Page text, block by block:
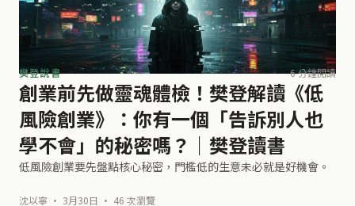
樊登說書 6 分鐘閱讀
創業前先做靈魂體檢！樊登解讀《低
風險創業》：你有一個「告訴別人也
學不會」的秘密嗎？｜樊登讀書
低風險創業要先盤點核心秘密，門檻低的生意未必就是好機會。
沈以寧 · 3月30日 · 46 次瀏覽